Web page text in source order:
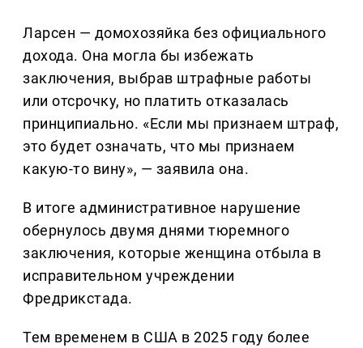
Ларсен — домохозяйка без официального
дохода. Она могла бы избежать
заключения, выбрав штрафные работы
или отсрочку, но платить отказалась
принципиально. «Если мы признаем штраф,
это будет означать, что мы признаем
какую-то вину», — заявила она.
В итоге административное нарушение
обернулось двумя днями тюремного
заключения, которые женщина отбыла в
исправительном учреждении
Фредрикстада.
Тем временем в США в 2025 году более